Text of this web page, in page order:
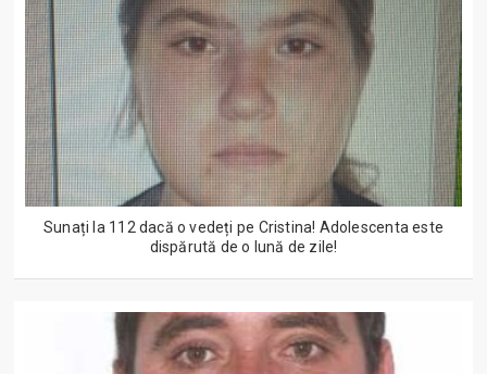
Sunați la 112 dacă o vedeți pe Cristina! Adolescenta este
dispărută de o lună de zile!